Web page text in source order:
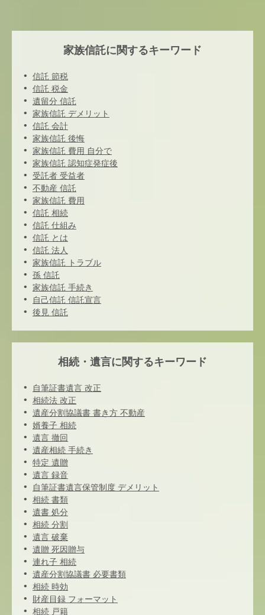
家族信託に関するキーワード
信託 節税
信託 税金
遺留分 信託
家族信託 デメリット
信託 会計
家族信託 後悔
家族信託 費用 自分で
家族信託 認知症発症後
受託者 受益者
不動産 信託
家族信託 費用
信託 相続
信託 仕組み
信託 とは
信託 法人
家族信託 トラブル
孫 信託
家族信託 手続き
自己信託 信託宣言
後見 信託
相続・遺言に関するキーワード
自筆証書遺言 改正
相続法 改正
遺産分割協議書 書き方 不動産
婿養子 相続
遺言 撤回
遺産相続 手続き
特定 遺贈
遺言 録音
自筆証書遺言保管制度 デメリット
相続 書類
遺書 処分
相続 分割
遺言 破棄
遺贈 死因贈与
連れ子 相続
遺産分割協議書 必要書類
相続 時効
財産目録 フォーマット
相続 戸籍